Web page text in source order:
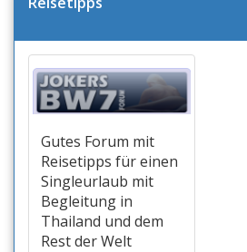
Gutes Forum mit
Reisetipps für einen
Singleurlaub mit
Begleitung in
Thailand und dem
Rest der Welt